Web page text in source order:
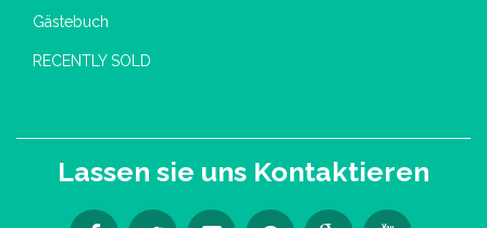
Gästebuch
RECENTLY SOLD
Lassen sie uns Kontaktieren